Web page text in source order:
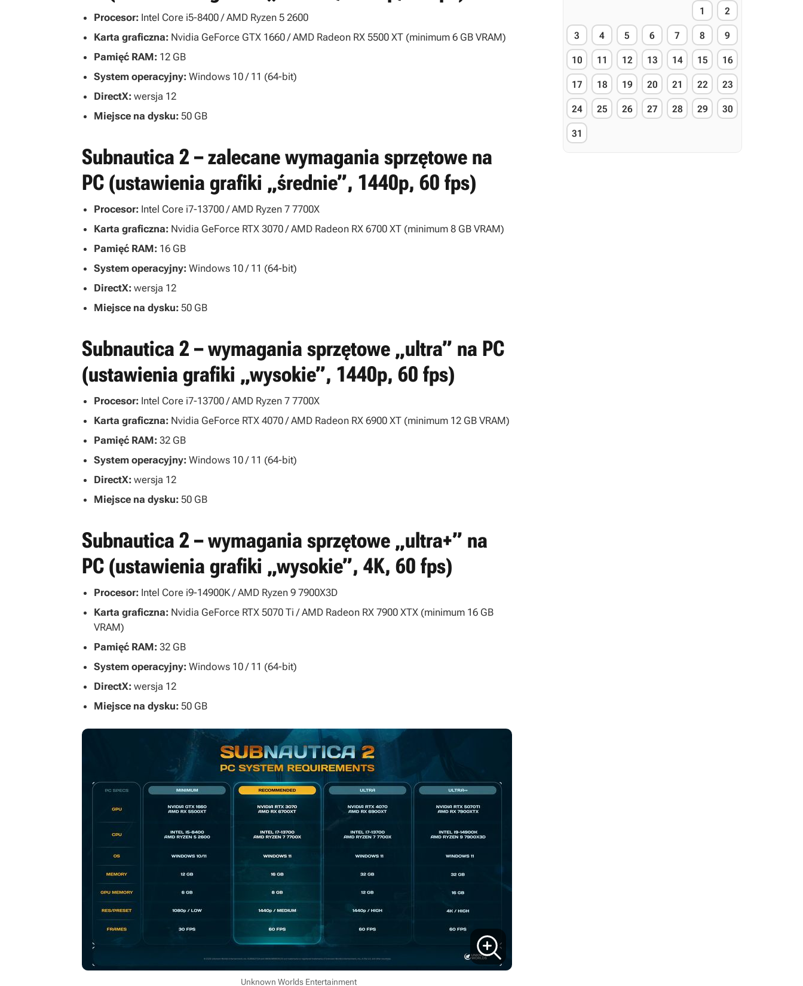
Procesor: Intel Core i5-8400 / AMD Ryzen 5 2600
Karta graficzna: Nvidia GeForce GTX 1660 / AMD Radeon RX 5500 XT (minimum 6 GB VRAM)
Pamięć RAM: 12 GB
System operacyjny: Windows 10 / 11 (64-bit)
DirectX: wersja 12
Miejsce na dysku: 50 GB
Subnautica 2 – zalecane wymagania sprzętowe na
PC (ustawienia grafiki „średnie”, 1440p, 60 fps)
Procesor: Intel Core i7-13700 / AMD Ryzen 7 7700X
Karta graficzna: Nvidia GeForce RTX 3070 / AMD Radeon RX 6700 XT (minimum 8 GB VRAM)
Pamięć RAM: 16 GB
System operacyjny: Windows 10 / 11 (64-bit)
DirectX: wersja 12
Miejsce na dysku: 50 GB
Subnautica 2 – wymagania sprzętowe „ultra” na PC
(ustawienia grafiki „wysokie”, 1440p, 60 fps)
Procesor: Intel Core i7-13700 / AMD Ryzen 7 7700X
Karta graficzna: Nvidia GeForce RTX 4070 / AMD Radeon RX 6900 XT (minimum 12 GB VRAM)
Pamięć RAM: 32 GB
System operacyjny: Windows 10 / 11 (64-bit)
DirectX: wersja 12
Miejsce na dysku: 50 GB
Subnautica 2 – wymagania sprzętowe „ultra+” na
PC (ustawienia grafiki „wysokie”, 4K, 60 fps)
Procesor: Intel Core i9-14900K / AMD Ryzen 9 7900X3D
Karta graficzna: Nvidia GeForce RTX 5070 Ti / AMD Radeon RX 7900 XTX (minimum 16 GB
VRAM)
Pamięć RAM: 32 GB
System operacyjny: Windows 10 / 11 (64-bit)
DirectX: wersja 12
Miejsce na dysku: 50 GB
Unknown Worlds Entertainment
1 2
3 4 5 6 7 8 9
10 11 12 13 14 15 16
17 18 19 20 21 22 23
24 25 26 27 28 29 30
31